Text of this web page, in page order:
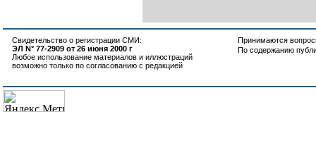
Свидетельство о регистрации СМИ:
ЭЛ N° 77-2909 от 26 июня 2000 г
Любое использование материалов и иллюстраций
возможно только по согласованию с редакцией
Принимаются
По содержанию